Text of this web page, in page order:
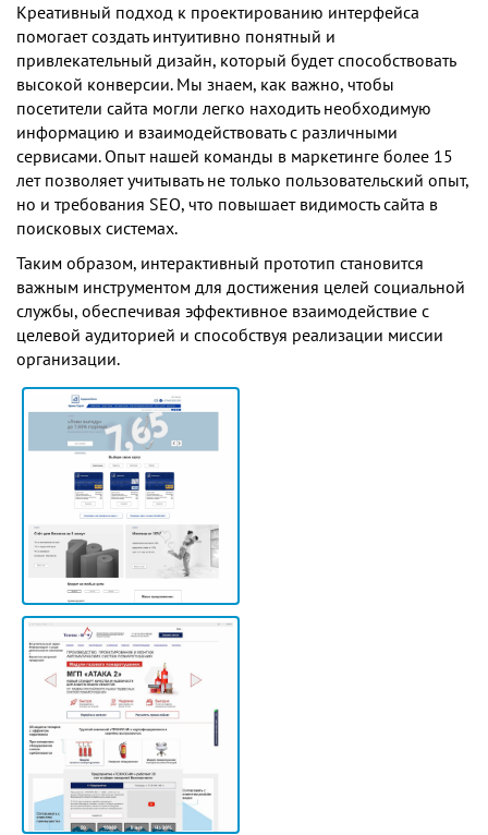
Креативный подход к проектированию интерфейса
помогает создать интуитивно понятный и
привлекательный дизайн, который будет способствовать
высокой конверсии. Мы знаем, как важно, чтобы
посетители сайта могли легко находить необходимую
информацию и взаимодействовать с различными
сервисами. Опыт нашей команды в маркетинге более 15
лет позволяет учитывать не только пользовательский опыт,
но и требования SEO, что повышает видимость сайта в
поисковых системах.
Таким образом, интерактивный прототип становится
важным инструментом для достижения целей социальной
службы, обеспечивая эффективное взаимодействие с
целевой аудиторией и способствуя реализации миссии
организации.